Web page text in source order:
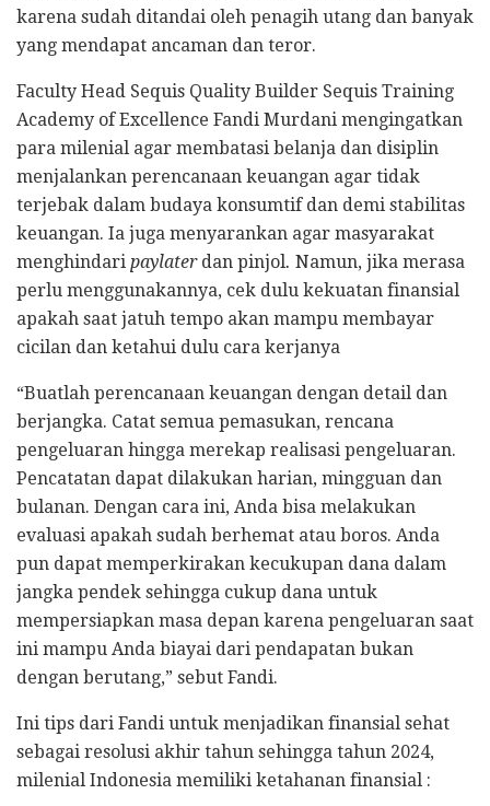
karena sudah ditandai oleh penagih utang dan banyak
yang mendapat ancaman dan teror.
Faculty Head Sequis Quality Builder Sequis Training
Academy of Excellence Fandi Murdani mengingatkan
para milenial agar membatasi belanja dan disiplin
menjalankan perencanaan keuangan agar tidak
terjebak dalam budaya konsumtif dan demi stabilitas
keuangan. Ia juga menyarankan agar masyarakat
menghindari paylater dan pinjol. Namun, jika merasa
perlu menggunakannya, cek dulu kekuatan finansial
apakah saat jatuh tempo akan mampu membayar
cicilan dan ketahui dulu cara kerjanya
“Buatlah perencanaan keuangan dengan detail dan
berjangka. Catat semua pemasukan, rencana
pengeluaran hingga merekap realisasi pengeluaran.
Pencatatan dapat dilakukan harian, mingguan dan
bulanan. Dengan cara ini, Anda bisa melakukan
evaluasi apakah sudah berhemat atau boros. Anda
pun dapat memperkirakan kecukupan dana dalam
jangka pendek sehingga cukup dana untuk
mempersiapkan masa depan karena pengeluaran saat
ini mampu Anda biayai dari pendapatan bukan
dengan berutang,” sebut Fandi.
Ini tips dari Fandi untuk menjadikan finansial sehat
sebagai resolusi akhir tahun sehingga tahun 2024,
milenial Indonesia memiliki ketahanan finansial :